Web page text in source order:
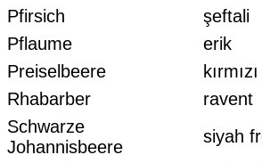
Pfirsich
şeftali
Pflaume
erik
Preiselbeere
Rhabarber
ravent
Schwarze
Johannisbeere
siyah